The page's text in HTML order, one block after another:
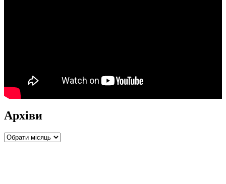
Архіви
Архіви